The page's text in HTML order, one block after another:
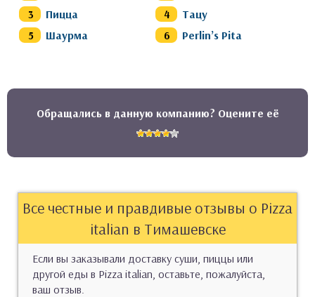
Пицца
Тацу
Шаурма
Perlin’s Pita
Обращались в данную компанию? Оцените её
Все честные и правдивые отзывы о Pizza
italian в Тимашевске
Если вы заказывали доставку суши, пиццы или
другой еды в Pizza italian, оставьте, пожалуйста,
ваш отзыв.